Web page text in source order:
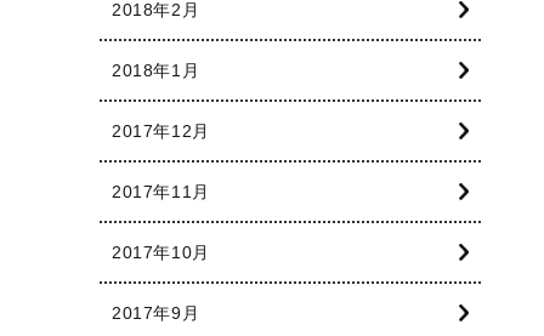
2018年2月
2018年1月
2017年12月
2017年11月
2017年10月
2017年9月